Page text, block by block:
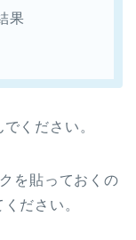
果
ください。
を貼っておくの
ださい。